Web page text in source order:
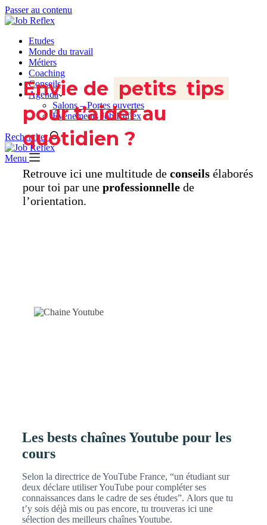
Passer au contenu
Etudes
Monde du travail
Métiers
Coaching
Conseils
Agenda
Salons – Portes ouvertes
Évènements Job Reflex
Rechercher
Menu
Envie de petits tips
pour t’aider au
quotidien ?
Retrouve ici une multitude de conseils élaborés
pour toi par une professionnelle de
l’orientation.
Les bests chaînes Youtube pour les
cours
Selon la directrice de YouTube France, “un étudiant sur
deux déclare utiliser YouTube pour compléter ses
connaissances dans le cadre de ses études”. Alors que tu
t’y sois déjà mis ou pas encore, tu trouveras ici une
sélection des meilleurs chaînes Youtube.